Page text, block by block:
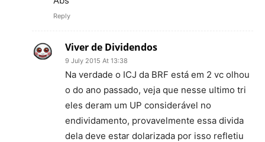
Reply
Viver de Dividendos
9 July 2015 At 13:38
Na verdade o ICJ da BRF está em 2 vc olhou
o do ano passado, veja que nesse ultimo tri
eles deram um UP considerável no
endividamento, provavelmente essa divida
dela deve estar dolarizada por isso refletiu